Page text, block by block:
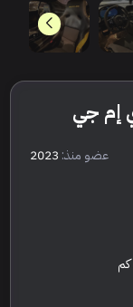
عضو منذ: 2023